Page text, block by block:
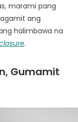
marami pang
ang
halimbawa na
.
Gumamit